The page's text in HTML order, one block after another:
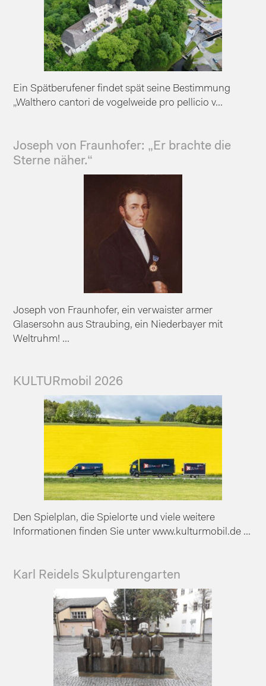
Ein Spätberufener findet spät seine Bestimmung
„Walthero cantori de vogelweide pro pellicio v...
Joseph von Fraunhofer: „Er brachte die
Sterne näher.“
Joseph von Fraunhofer, ein verwaister armer
Glasersohn aus Straubing, ein Niederbayer mit
Weltruhm! ...
KULTURmobil 2026
Den Spielplan, die Spielorte und viele weitere
Informationen finden Sie unter www.kulturmobil.de ...
Karl Reidels Skulpturengarten